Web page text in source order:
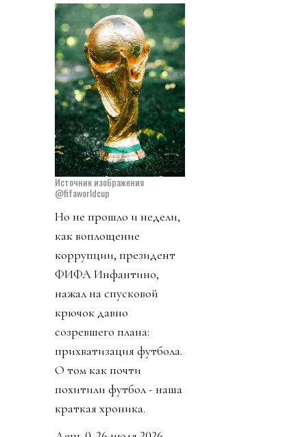
Источник изображения
@fifaworldcup
Но не прошло и недели,
как воплощение
коррупции, президент
ФИФА Инфантино,
нажал на спусковой
крючок давно
созревшего плана:
прихватизация футбола.
О том как почти
похитили футбол - наша
краткая хроника.